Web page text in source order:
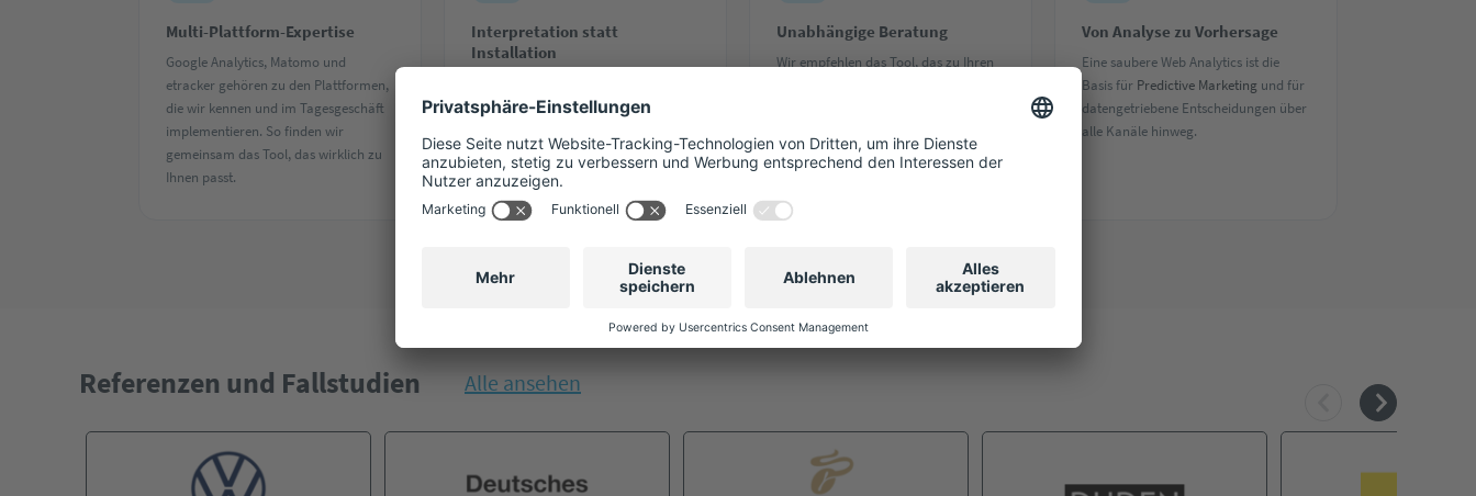
Multi-Plattform-Expertise
Google Analytics, Matomo und
etracker gehören zu den Plattformen,
die wir kennen und im Tagesgeschäft
implementieren. So finden wir
gemeinsam das Tool, das wirklich zu
Ihnen passt.
Interpretation statt
Installation
interpretieren. Aus Ihren Rohdaten
Handlungsempfehlungen, mit denen
Ihr Team weiterarbeiten kann.
Unabhängige Beratung
Wir empfehlen das Tool, das zu Ihren
Von Analyse zu Vorhersage
Eine saubere Web Analytics ist die
Basis für Predictive Marketing und für
datengetriebene Entscheidungen über
alle Kanäle hinweg.
Referenzen und Fallstudien Alle ansehen